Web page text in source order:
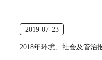
2019-07-23
2018年环境、社会及管治